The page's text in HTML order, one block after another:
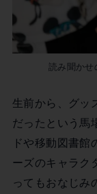
読み聞かせ
生前から、グッ
だったという馬
ドや移動図書館
ーズのキャラク
ってもおなじみ